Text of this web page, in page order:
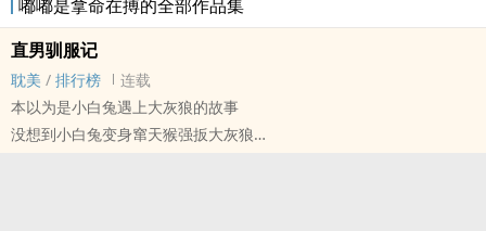
嘟嘟是拿命在搏的全部作品集
直男驯服记
耽美 / 排行榜
连载
本以为是小白兔遇上大灰狼的故事
没想到小白兔变身窜天猴强扳大灰狼